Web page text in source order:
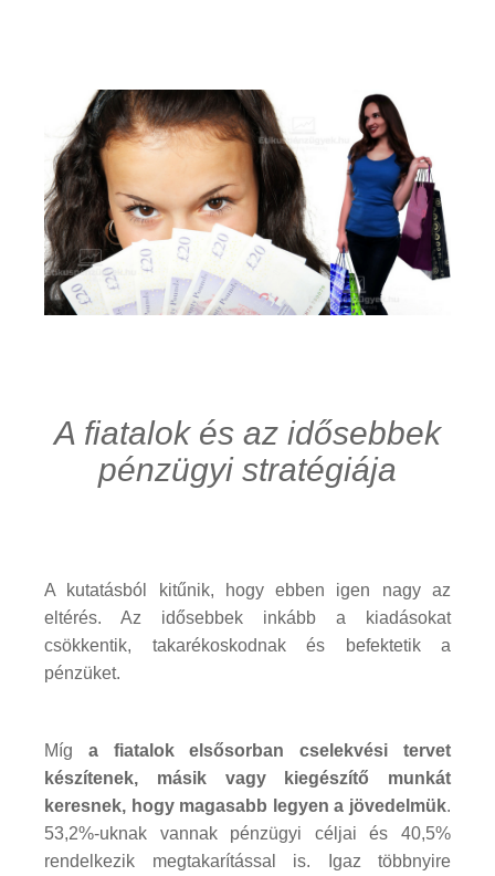
A fiatalok és az idősebbek
pénzügyi stratégiája
A kutatásból kitűnik, hogy ebben igen nagy az
eltérés. Az idősebbek inkább a kiadásokat
csökkentik, takarékoskodnak és befektetik a
pénzüket.
Míg a fiatalok elsősorban cselekvési tervet
készítenek, másik vagy kiegészítő munkát
keresnek, hogy magasabb legyen a jövedelmük.
53,2%-uknak vannak pénzügyi céljai és 40,5%
rendelkezik megtakarítással is. Igaz többnyire